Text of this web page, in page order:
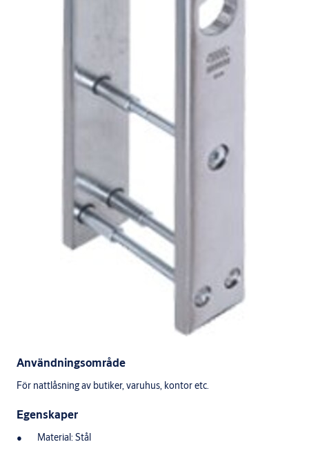
Användningsområde
För nattlåsning av butiker, varuhus, kontor etc.
Egenskaper
Material: Stål